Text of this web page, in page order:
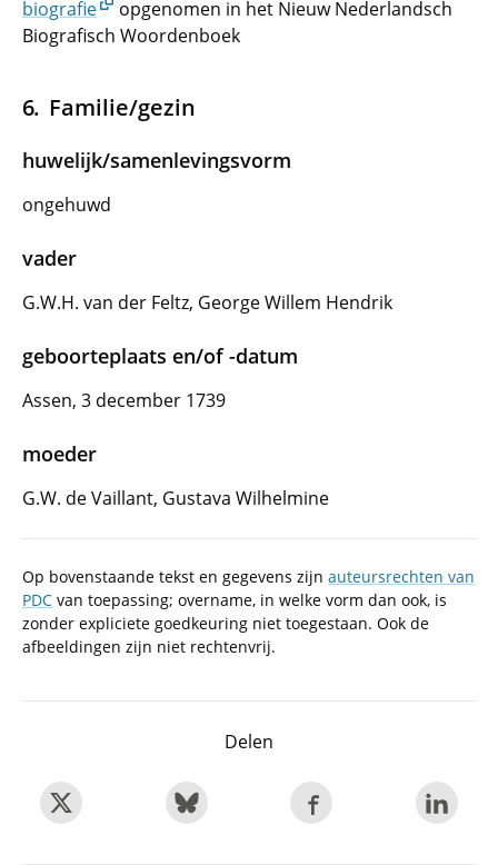
biografie
opgenomen in het Nieuw Nederlandsch
Biografisch Woordenboek
Familie/gezin
huwelijk/samenlevingsvorm
ongehuwd
vader
G.W.H. van der Feltz, George Willem Hendrik
geboorteplaats en/of -datum
Assen, 3 december 1739
moeder
G.W. de Vaillant, Gustava Wilhelmine
Op bovenstaande tekst en gegevens zijn auteursrechten van
PDC van toepassing; overname, in welke vorm dan ook, is
zonder expliciete goedkeuring niet toegestaan. Ook de
afbeeldingen zijn niet rechtenvrij.
Delen